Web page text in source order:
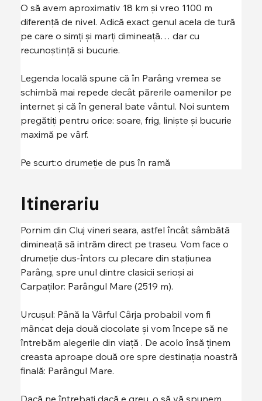
O să avem aproximativ 18 km și vreo 1100 m
diferență de nivel. Adică exact genul acela de tură
pe care o simți și marți dimineață… dar cu
recunoștință si bucurie.
Legenda locală spune că în Parâng vremea se
schimbă mai repede decât părerile oamenilor pe
internet și că în general bate vântul. Noi suntem
pregătiți pentru orice: soare, frig, liniște și bucurie
maximă pe vârf.
Pe scurt:o drumeție de pus în ramă
Itinerariu
Pornim din Cluj vineri seara, astfel încât sâmbătă
dimineață să intrăm direct pe traseu. Vom face o
drumeție dus-întors cu plecare din stațiunea
Parâng, spre unul dintre clasicii serioși ai
Carpaților: Parângul Mare (2519 m).
Urcușul: Până la Vârful Cârja probabil vom fi
mâncat deja două ciocolate și vom începe să ne
întrebăm alegerile din viață . De acolo însă ținem
creasta aproape două ore spre destinația noastră
finală: Parângul Mare.